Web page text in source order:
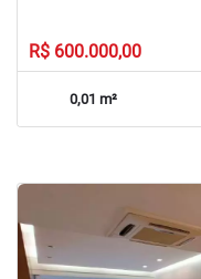
R$ 600.000,00
0,01 m²